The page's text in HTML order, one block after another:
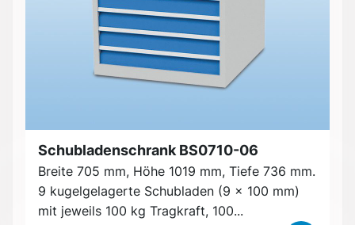
Schubladenschrank BS0710-06
Breite 705 mm, Höhe 1019 mm, Tiefe 736 mm.
9 kugelgelagerte Schubladen (9 x 100 mm)
mit jeweils 100 kg Tragkraft, 100...